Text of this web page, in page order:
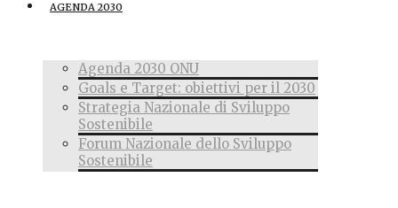
AGENDA 2030
Agenda 2030 ONU
Goals e Target: obiettivi per il 2030
Strategia Nazionale di Sviluppo
Sostenibile
Forum Nazionale dello Sviluppo
Sostenibile